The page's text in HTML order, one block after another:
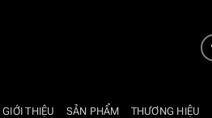
GIỚI THIỆU SẢN PHẨM THƯƠNG HIỆU